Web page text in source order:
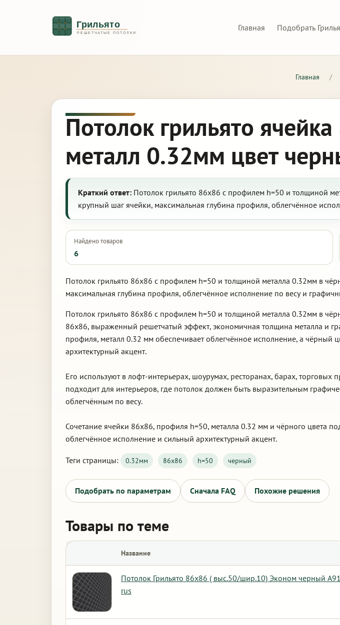
Главная Подобрать
Главная /
Потолок грильято
металл 0.32мм цвет
Краткий ответ: Потолок грильято 86х86 с профилем h=50 и толщиной
крупный шаг ячейки, максимальная глубина профиля, облегчённое
Найдено товаров
6
Потолок грильято 86х86 с профилем h=50 и толщиной металла 0.32мм в
максимальная глубина профиля, облегчённое исполнение по весу и
Потолок грильято 86х86 с профилем h=50 и толщиной металла 0.32мм в
86х86, выраженный решетчатый эффект, экономичная толщина металла и
профиля, металл 0.32 мм обеспечивает облегчённое исполнение, а чёрный
архитектурный акцент.
Его используют в лофт-интерьерах, шоурумах, ресторанах, барах,
подходит для интерьеров, где потолок должен быть выразительным
облегчённым по весу.
Сочетание ячейки 86х86, профиля h=50, металла 0.32 мм и чёрного цвета
облегчённое исполнение и сильный архитектурный акцент.
Теги страницы: 0.32мм 86х86 h=50 черный
Подобрать по параметрам Сначала FAQ Похожие решения
Товары по теме
Название
Потолок Грильято 86х86 ( выс.50/шир.10) Эконом черный
rus